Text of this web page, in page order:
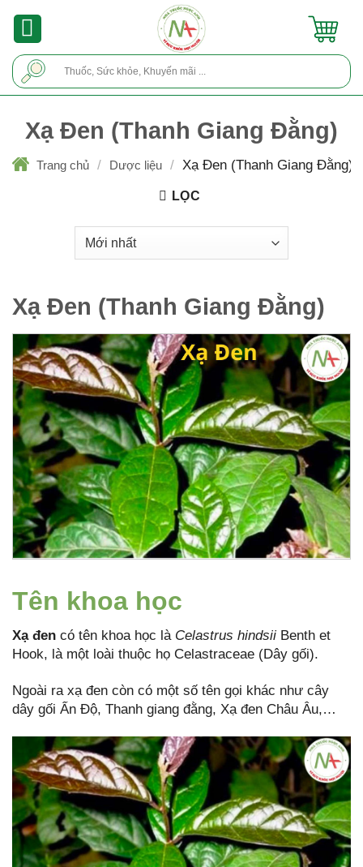
Xạ Đen (Thanh Giang Đằng)
Trang chủ / Dược liệu / Xạ Đen (Thanh Giang Đằng)
LỌC
Xạ Đen (Thanh Giang Đằng)
Tên khoa học
Xạ đen có tên khoa học làCelastrus hindsii Benth et
Hook, là một loài thuộc họ Celastraceae (Dây gối).
Ngoài ra xạ đen còn có một số tên gọi khác như cây
dây gối Ấn Độ, Thanh giang đằng, Xạ đen Châu Âu,…